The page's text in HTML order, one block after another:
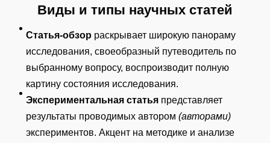
Виды и типы научных статей
Статья-обзор раскрывает широкую панораму
исследования, своеобразный путеводитель по
выбранному вопросу, воспроизводит полную
картину состояния исследования.
Экспериментальная статья представляет
результаты проводимых автором (авторами)
экспериментов. Акцент на методике и анализе